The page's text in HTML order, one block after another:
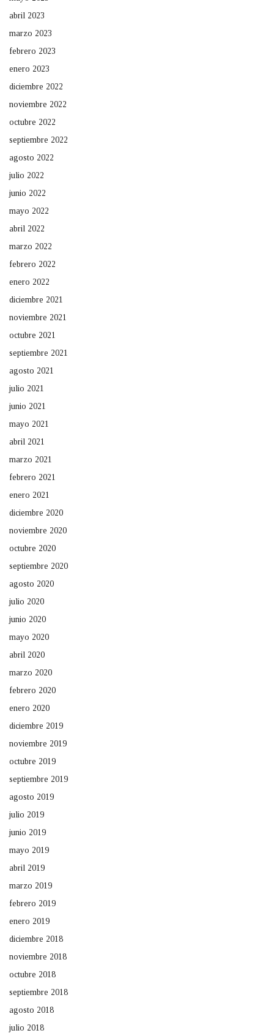
abril 2023
marzo 2023
febrero 2023
enero 2023
diciembre 2022
noviembre 2022
octubre 2022
septiembre 2022
agosto 2022
julio 2022
junio 2022
mayo 2022
abril 2022
marzo 2022
febrero 2022
enero 2022
diciembre 2021
noviembre 2021
octubre 2021
septiembre 2021
agosto 2021
julio 2021
junio 2021
mayo 2021
abril 2021
marzo 2021
febrero 2021
enero 2021
diciembre 2020
noviembre 2020
octubre 2020
septiembre 2020
agosto 2020
julio 2020
junio 2020
mayo 2020
abril 2020
marzo 2020
febrero 2020
enero 2020
diciembre 2019
noviembre 2019
octubre 2019
septiembre 2019
agosto 2019
julio 2019
junio 2019
mayo 2019
abril 2019
marzo 2019
febrero 2019
enero 2019
diciembre 2018
noviembre 2018
octubre 2018
septiembre 2018
agosto 2018
julio 2018